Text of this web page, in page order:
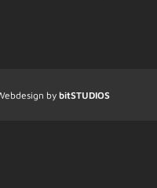
by bitSTUDIOS